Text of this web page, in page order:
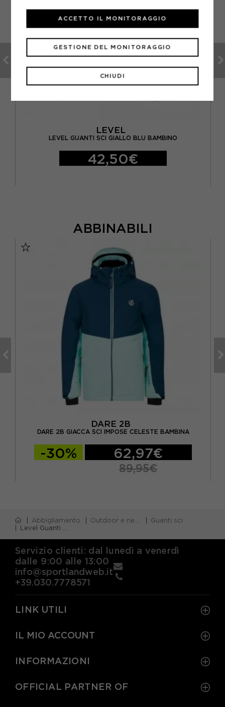
LEVEL
LEVEL GUANTI SCI GIALLO BLU BAMBINO
42,50€
ABBINABILI
DARE 2B
DARE 2B GIACCA SCI IMPOSE CELESTE BAMBINA
-30% 62,97€
89,95€
Abbigliamento Outdoor e neve
Guanti sci
Level Guanti Sci Lucky Giallo Bambino
Servizio clienti: dal lunedì a venerdì
dalle 9:00 alle 13:00
info@sportlandweb.it
+39.030.7778571
LINK UTILI
IL MIO ACCOUNT
INFORMAZIONI
OFFICIAL PARTNER OF
CHIUDI
GESTIONE DEL MONITORAGGIO
ACCETTO IL MONITORAGGIO